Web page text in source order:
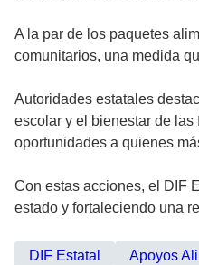
A la par de los paquetes
comunitarios, una medida
Autoridades estatales
escolar y el bienestar de
oportunidades a quienes
Con estas acciones, el DIF
estado y fortaleciendo una
DIF Estatal Apoyos